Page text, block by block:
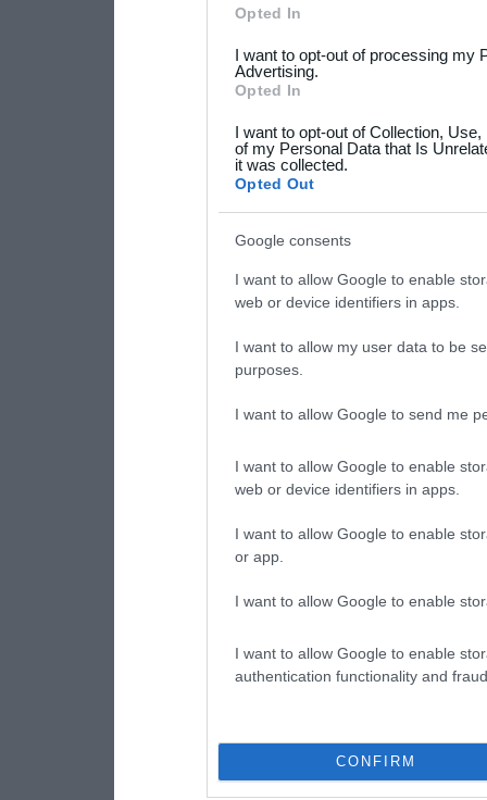
Please note that this
not limited to your visit or
grant or deny consent to
your data for below
consent section.
Opted In
I want to opt-out of processing my
Advertising.
Opted In
I want to opt-out of Collection,
of my Personal Data that Is
it was collected.
Opted Out
Google consents
I want to allow Google to enable
web or device identifiers in apps.
I want to allow my user data to be
purposes.
I want to allow Google to send me
I want to allow Google to enable
web or device identifiers in apps.
I want to allow Google to enable
or app.
I want to allow Google to enable
I want to allow Google to enable
authentication functionality and
CONFIRM